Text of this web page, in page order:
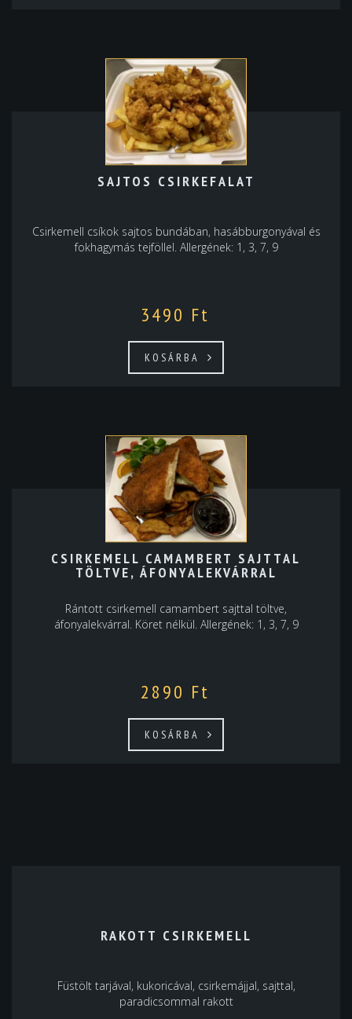
SAJTOS CSIRKEFALAT
Csirkemell csíkok sajtos bundában, hasábburgonyával és
fokhagymás tejföllel. Allergének: 1, 3, 7, 9
3490 Ft
KOSÁRBA
CSIRKEMELL CAMAMBERT SAJTTAL
TÖLTVE, ÁFONYALEKVÁRRAL
Rántott csirkemell camambert sajttal töltve,
áfonyalekvárral. Köret nélkül. Allergének: 1, 3, 7, 9
2890 Ft
KOSÁRBA
RAKOTT CSIRKEMELL
Füstölt tarjával, kukoricával, csirkemájjal, sajttal,
paradicsommal rakott